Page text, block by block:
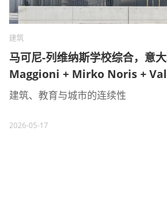
建筑
马可尼-列维纳斯学校综合，意
Maggioni + Mirko Noris +
建筑、教育与城市的连续性
2026-05-17